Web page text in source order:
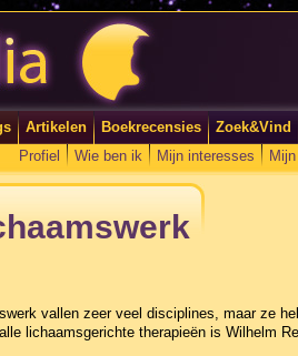
Artikelen Boekrecensies Zoek&Vind
Profiel
Wie ben ik Mijn interesses
vallen zeer veel disciplines, maar ze
lichaamsgerichte therapieën is Wilhelm